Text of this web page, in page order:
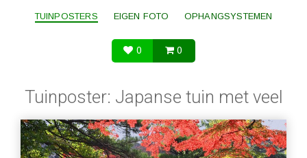
TUINPOSTERS EIGEN FOTO OPHANGSYSTEMEN
0 0
Tuinposter: Japanse tuin met veel